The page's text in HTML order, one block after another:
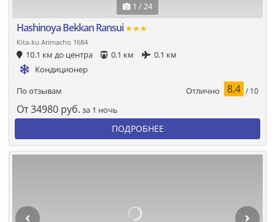
1 / 24
Hashinoya Bekkan Ransui★★★
Kita-ku Arimacho 1684
10.1 км до центра 0.1 км
0.1 км
Кондиционер
По отзывам Отлично 8.4 / 10
От34980 руб. за 1 ночь
ПОДРОБНЕЕ